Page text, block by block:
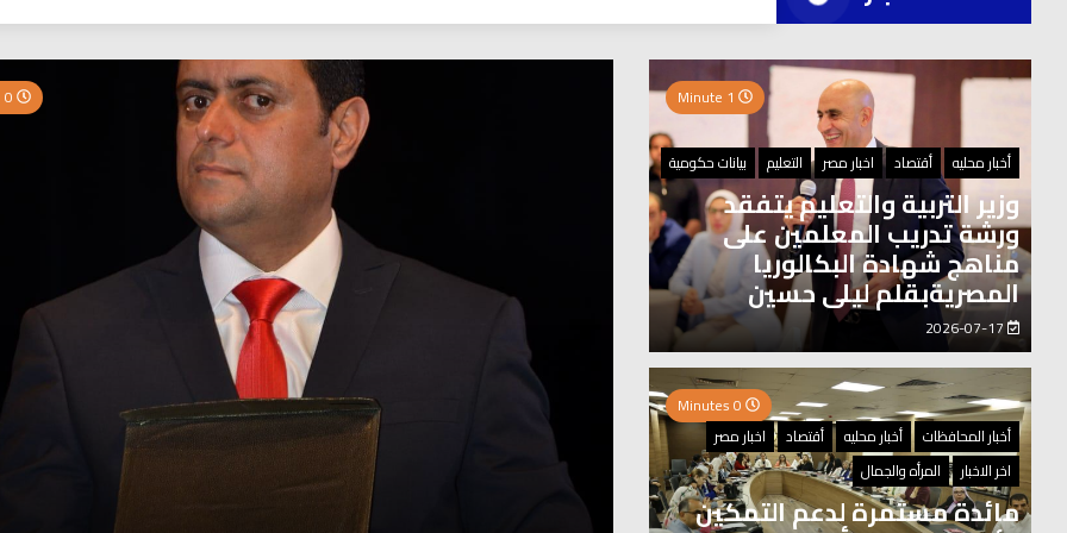
العربي أخبار محليه أقتصاد اخبار مصر التعليم بيانات حكومية
وزير التربية والتعليم يتفقد
ورشة تدريب المعلمين على
مناهج شهادة البكالوريا
المصريةبقلم ليلى حسين
2026-07-17
أخبار المحافظات
أخبار محليه أقتصاد
اخبار مصر
اخر الاخبار
المرأه والجمال
مائدة مستمرة لدعم التمكين
2 Minutes